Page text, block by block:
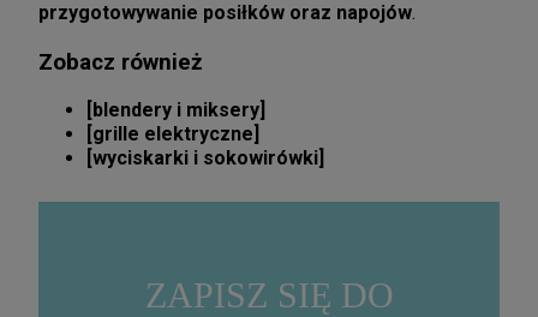
przygotowywanie posiłków oraz napojów.
Zobacz również
[blendery i miksery]
[grille elektryczne]
[wyciskarki i sokowirówki]
ZAPISZ SIĘ DO